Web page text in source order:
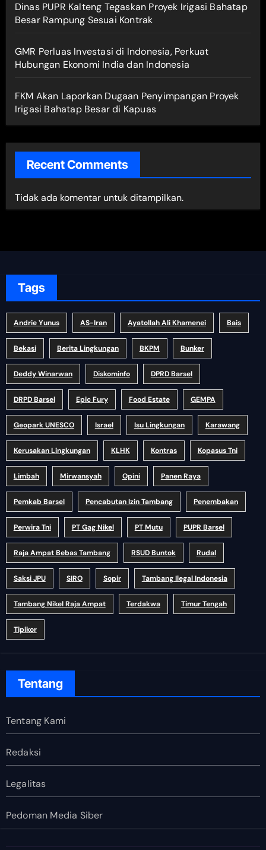
Dinas PUPR Kalteng Tegaskan Proyek Irigasi Bahatap
Besar Rampung Sesuai Kontrak
GMR Perluas Investasi di Indonesia, Perkuat
Hubungan Ekonomi India dan Indonesia
FKM Akan Laporkan Dugaan Penyimpangan Proyek
Irigasi Bahatap Besar di Kapuas
Recent Comments
Tidak ada komentar untuk ditampilkan.
Tags
Andrie Yunus AS-Iran Ayatollah Ali Khamenei Bais
Bekasi Berita Lingkungan BKPM Bunker
Deddy Winarwan Diskominfo DPRD Barsel
DRPD Barsel Epic Fury Food Estate GEMPA
Geopark UNESCO Israel Isu Lingkungan Karawang
Kerusakan Lingkungan KLHK Kontras Kopasus Tni
Limbah Mirwansyah Opini Panen Raya
Pemkab Barsel Pencabutan Izin Tambang Penembakan
Perwira Tni PT Gag Nikel PT Mutu PUPR Barsel
Raja Ampat Bebas Tambang RSUD Buntok Rudal
Saksi JPU SIRO Sopir Tambang Ilegal Indonesia
Tambang Nikel Raja Ampat Terdakwa Timur Tengah
Tipikor
Tentang
Tentang Kami
Redaksi
Legalitas
Pedoman Media Siber